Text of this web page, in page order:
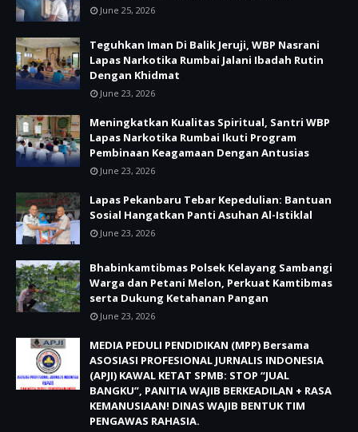
June 25, 2026
Teguhkan Iman Di Balik Jeruji, WBP Nasrani
Lapas Narkotika Rumbai Jalani Ibadah Rutin
Dengan Khidmat
June 23, 2026
Meningkatkan Kualitas Spiritual, Santri WBP
Lapas Narkotika Rumbai Ikuti Program
Pembinaan Keagamaan Dengan Antusias
June 23, 2026
Lapas Pekanbaru Tebar Kepedulian: Bantuan
Sosial Hangatkan Panti Asuhan Al-Istiklal
June 23, 2026
Bhabinkamtibmas Polsek Kelayang Sambangi
Warga dan Petani Melon, Perkuat Kamtibmas
serta Dukung Ketahanan Pangan
June 23, 2026
MEDIA PEDULI PENDIDIKAN (MPP) Bersama
ASOSIASI PROFESIONAL JURNALIS INDONESIA
(APJI) KAWAL KETAT SPMB: STOP “JUAL
BANGKU”, PANITIA WAJIB BERKEADILAN + RASA
KEMANUSIAAN! DINAS WAJIB BENTUK TIM
PENGAWAS RAHASIA.